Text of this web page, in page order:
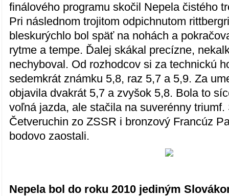
finálového programu skočil Nepela čistého
Pri následnom trojitom odpichnutom
bleskurýchlo bol späť na nohách a
rytme a tempe. Ďalej skákal precízne,
nechyboval. Od rozhodcov si za technickú
sedemkrát známku 5,8, raz 5,7 a 5,9. Za
objavila dvakrát 5,7 a zvyšok 5,8. Bola to
voľná jazda, ale stačila na suverénny
Četveruchin zo ZSSR i bronzový Francúz
bodovo zaostali.
Nepela bol do roku 2010 jediným